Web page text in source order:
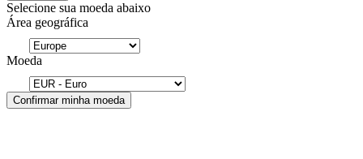
Selecione sua moeda abaixo
Área geográfica
Moeda
Confirmar minha moeda